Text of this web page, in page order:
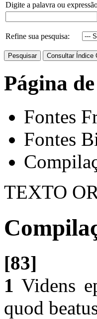
Digite a palavra ou
Refine sua pesquisa:
Página
Fontes
Fontes
TEXTO
[83]
1 Videns
quod